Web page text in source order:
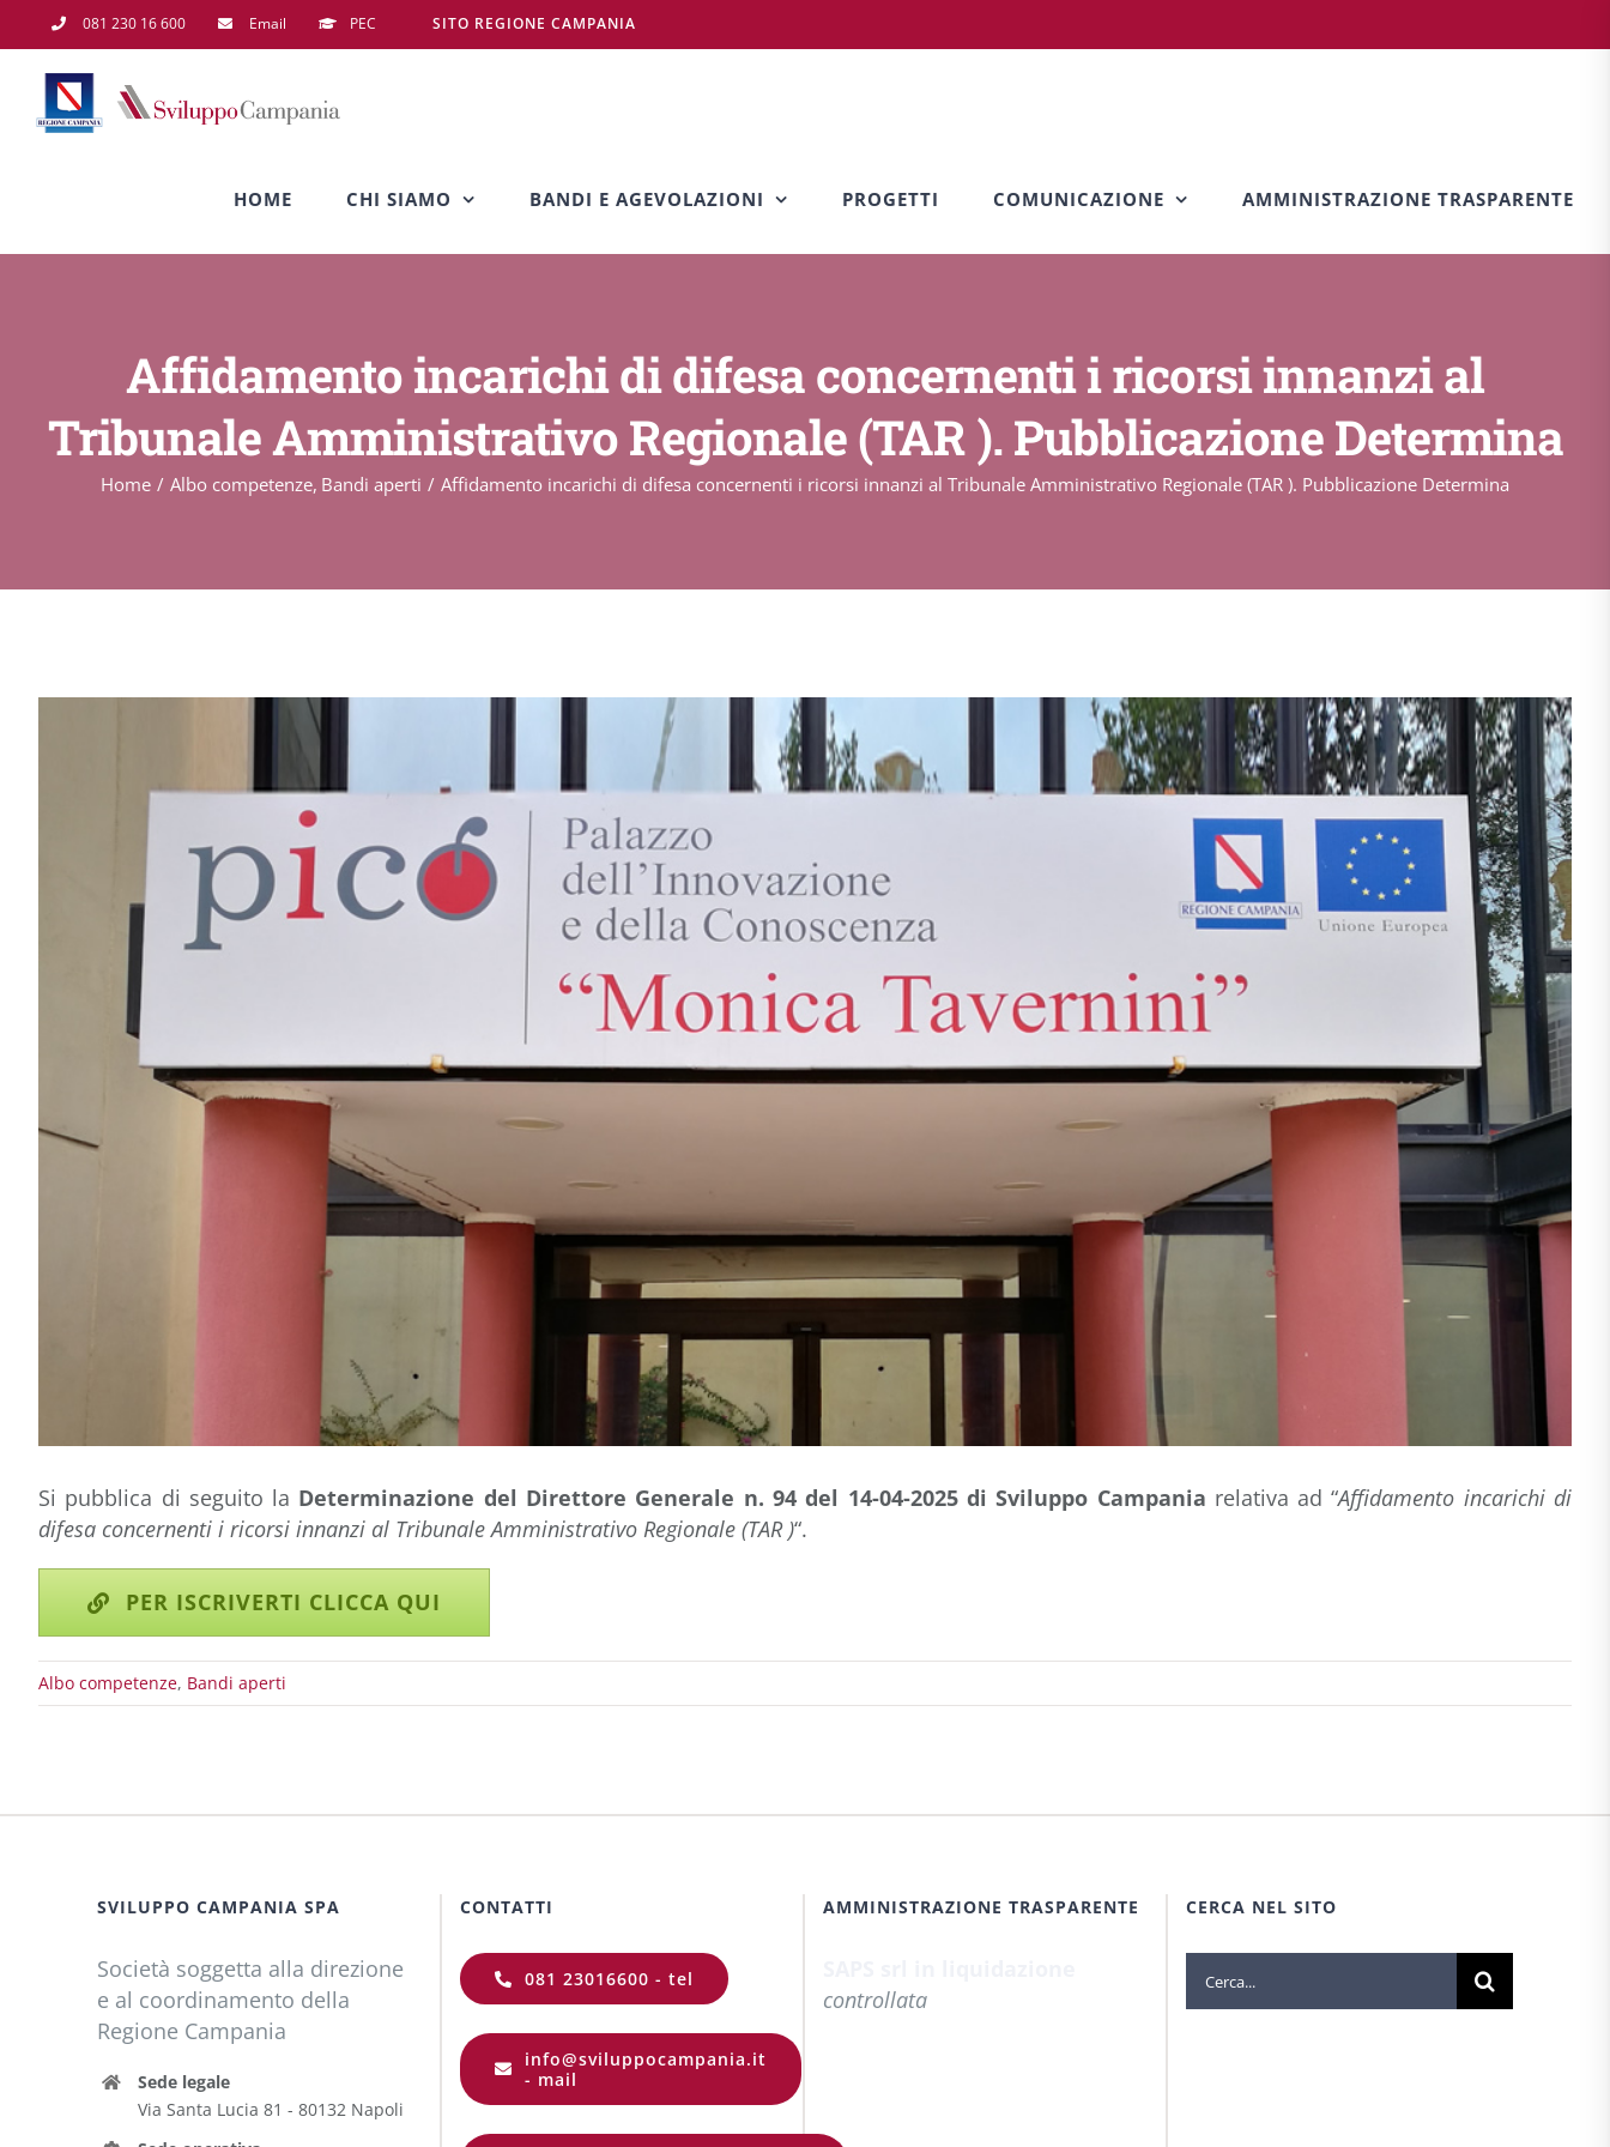
al
contenuto
081 230 16 600 Email PEC SITO REGIONE CAMPANIA
HOME CHI SIAMO BANDI E AGEVOLAZIONI PROGETTI COMUNICAZIONE AMMINISTRAZIONE TRASPARENTE
Affidamento incarichi di difesa concernenti i ricorsi innanzi al
Tribunale Amministrativo Regionale (TAR ). Pubblicazione Determina
Home Albo competenze Bandi aperti Affidamento incarichi di difesa concernenti i ricorsi innanzi al Tribunale Amministrativo Regionale (TAR ). Pubblicazione Determina
Si pubblica di seguito la Determinazione del Direttore Generale n. 94 del 14-04-2025 di Sviluppo Campania relativa ad “Affidamento incarichi di
difesa concernenti i ricorsi innanzi al Tribunale Amministrativo Regionale (TAR )“.
PER ISCRIVERTI CLICCA QUI
Albo competenze, Bandi aperti
SVILUPPO CAMPANIA SPA
Società soggetta alla direzione
e al coordinamento della
Regione Campania
Sede legale
Via Santa Lucia 81 - 80132 Napoli
CONTATTI
081 23016600 - tel
info@sviluppocampania.it
- mail
AMMINISTRAZIONE TRASPARENTE
controllata
CERCA NEL SITO